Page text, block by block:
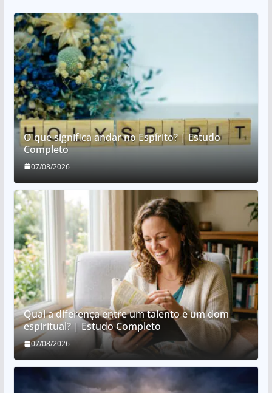
O que significa andar no Espírito? | Estudo
Completo
07/08/2026
Qual a diferença entre um talento e um dom
espiritual? | Estudo Completo
07/08/2026